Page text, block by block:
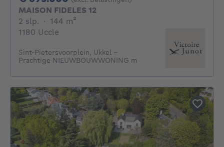
MAISON FIDELES 12
2 slp. 2 slaapkamers
· 144 m²
1180 Uccle
Sint-Pietersvoorplein, Ukkel –
Prachtige NIEUWBOUWWONING m